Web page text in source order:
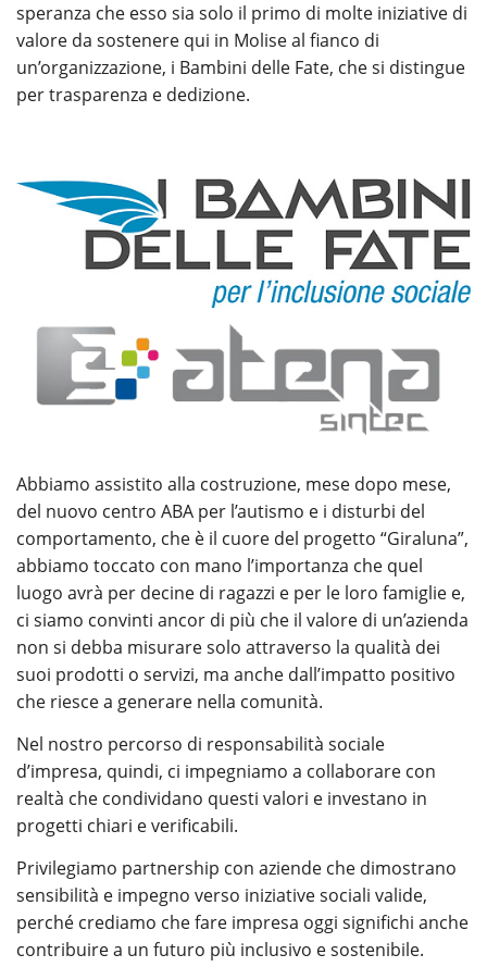
speranza che esso sia solo il primo di molte iniziative di
valore da sostenere qui in Molise al fianco di
un’organizzazione, i Bambini delle Fate, che si distingue
per trasparenza e dedizione.
Abbiamo assistito alla costruzione, mese dopo mese,
del nuovo centro ABA per l’autismo e i disturbi del
comportamento, che è il cuore del progetto “Giraluna”,
abbiamo toccato con mano l’importanza che quel
luogo avrà per decine di ragazzi e per le loro famiglie e,
ci siamo convinti ancor di più che il valore di un’azienda
non si debba misurare solo attraverso la qualità dei
suoi prodotti o servizi, ma anche dall’impatto positivo
che riesce a generare nella comunità.
Nel nostro percorso di responsabilità sociale
d’impresa, quindi, ci impegniamo a collaborare con
realtà che condividano questi valori e investano in
progetti chiari e verificabili.
Privilegiamo partnership con aziende che dimostrano
sensibilità e impegno verso iniziative sociali valide,
perché crediamo che fare impresa oggi significhi anche
contribuire a un futuro più inclusivo e sostenibile.